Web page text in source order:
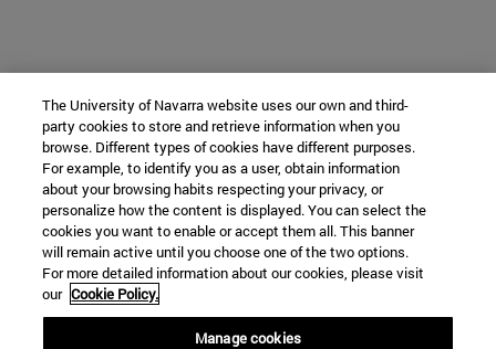
The University of Navarra website uses our own and third-
party cookies to store and retrieve information when you
browse. Different types of cookies have different purposes.
For example, to identify you as a user, obtain information
about your browsing habits respecting your privacy, or
personalize how the content is displayed. You can select the
cookies you want to enable or accept them all. This banner
will remain active until you choose one of the two options.
For more detailed information about our cookies, please visit
our Cookie Policy.
Manage cookies